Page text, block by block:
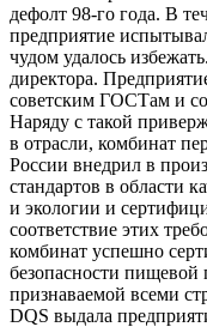
дефолт 98-го года. В
предприятие
чудом удалось
директора.
советским ГОСТам и
Наряду с такой
в отрасли, комбинат
России внедрил в
стандартов в области
и экологии и
соответствие этих
комбинат успешно
безопасности пищевой
признаваемой всеми
DQS выдала